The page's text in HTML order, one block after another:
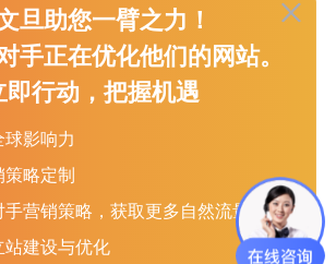
。
SEO优化规律的外贸网站
器。服务器的稳定性决定了网站的稳定
我们要选择国外最好是美国的服务器，这样
速访问，也可以为网站增加权重。
代码。表达同样的内容，代码越干净整
旦助您一臂之力！
手正在优化他们的网站。
即行动，把握机遇
影响力
策略定制
营销策略，获取更多自然流量
站建设与优化